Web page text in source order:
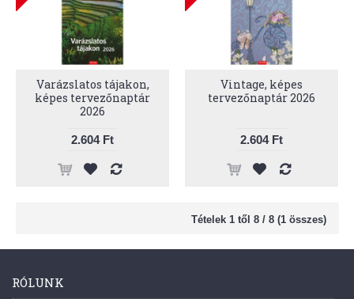
Varázslatos tájakon,
képes tervezőnaptár
2026
2.604 Ft
Vintage, képes
tervezőnaptár 2026
2.604 Ft
Tételek 1 től 8 / 8 (1 összes)
RÓLUNK